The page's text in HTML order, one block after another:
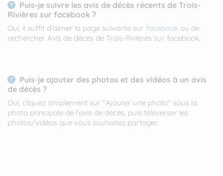
Puis-je suivre les avis de décès récents de Trois-
Rivières sur facebook ?
Oui, il suffit d'aimer la page suivante sur facebook ou de
rechercher Avis de décès de Trois-Rivières sur facebook.
Puis-je ajouter des photos et des vidéos à un avis
de décès ?
Oui, cliquez simplement sur "Ajouter une photo" sous la
photo principale de l'avis de décès, puis téléverser les
photos/vidéos que vous souhaitez partager.